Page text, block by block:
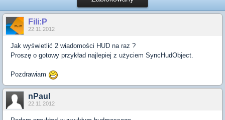
Fili:P
22.11.2012
Jak wyświetlić 2 wiadomości HUD na raz ?
Proszę o gotowy przykład najlepiej z użyciem SyncHudObject.
Pozdrawiam
nPaul
22.11.2012